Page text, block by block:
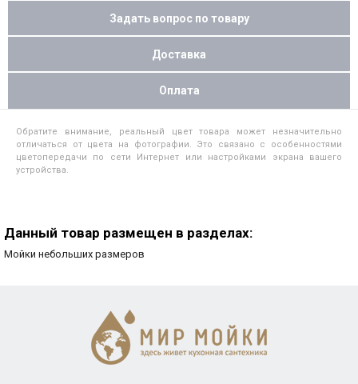
Задать вопрос по товару
Доставка
Оплата
Обратите внимание, реальный цвет товара может незначительно
отличаться от цвета на фотографии. Это связано с особенностями
цветопередачи по сети Интернет или настройками экрана вашего
устройства.
Данный товар размещен в разделах:
Мойки небольших размеров